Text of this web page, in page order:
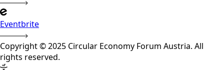
Eventbrite
Copyright © 2025 Circular Economy Forum Austria. All
rights reserved.